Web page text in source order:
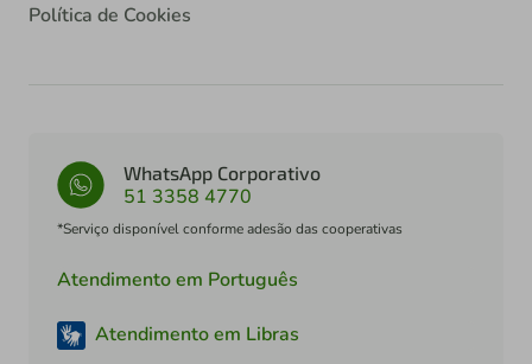
Política de Cookies
WhatsApp Corporativo
51 3358 4770
*Serviço disponível conforme adesão das cooperativas
Atendimento em Português
Atendimento em Libras